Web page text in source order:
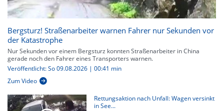
Bergsturz! Straßenarbeiter warnen Fahrer nur Sekunden vor
der Katastrophe
Nur Sekunden vor einem Bergsturz konnten Straßenarbeiter in China
gerade noch den Fahrer eines Transporters warnen.
Veröffentlicht: So 09.08.2026 | 00:41 min
Zum Video
Rettungsaktion nach Unfall: Wagen versinkt
in See...